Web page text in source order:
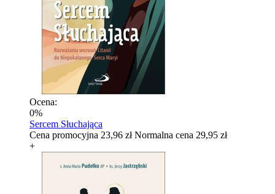
Ocena:
0%
Sercem Słuchająca
Cena promocyjna 23,96 zł Normalna cena 29,95 zł
+